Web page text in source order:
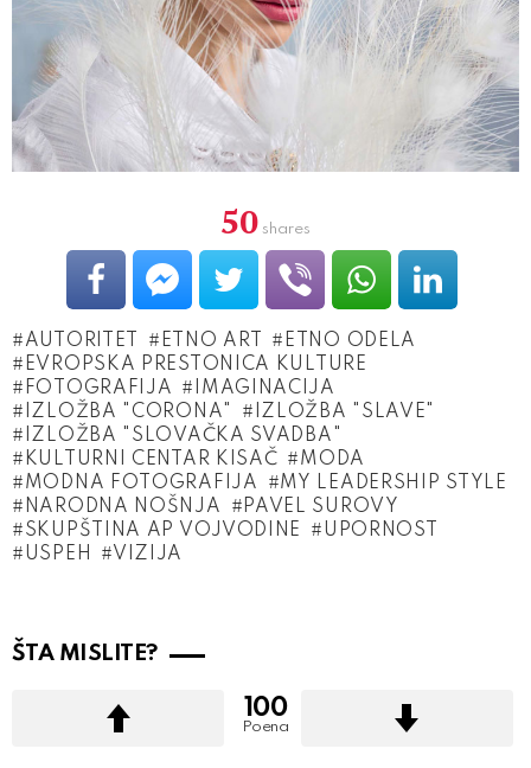
50 shares
AUTORITET ETNO ART
ETNO ODELA
EVROPSKA PRESTONICA KULTURE
FOTOGRAFIJA
IMAGINACIJA
IZLOŽBA "CORONA"
IZLOŽBA "SLAVE"
IZLOŽBA "SLOVAČKA SVADBA"
KULTURNI CENTAR KISAČ
MODA
MODNA FOTOGRAFIJA
MY LEADERSHIP STYLE
NARODNA NOŠNJA
PAVEL SUROVY
SKUPŠTINA AP VOJVODINE
UPORNOST
USPEH
VIZIJA
ŠTA MISLITE?
100
Poena